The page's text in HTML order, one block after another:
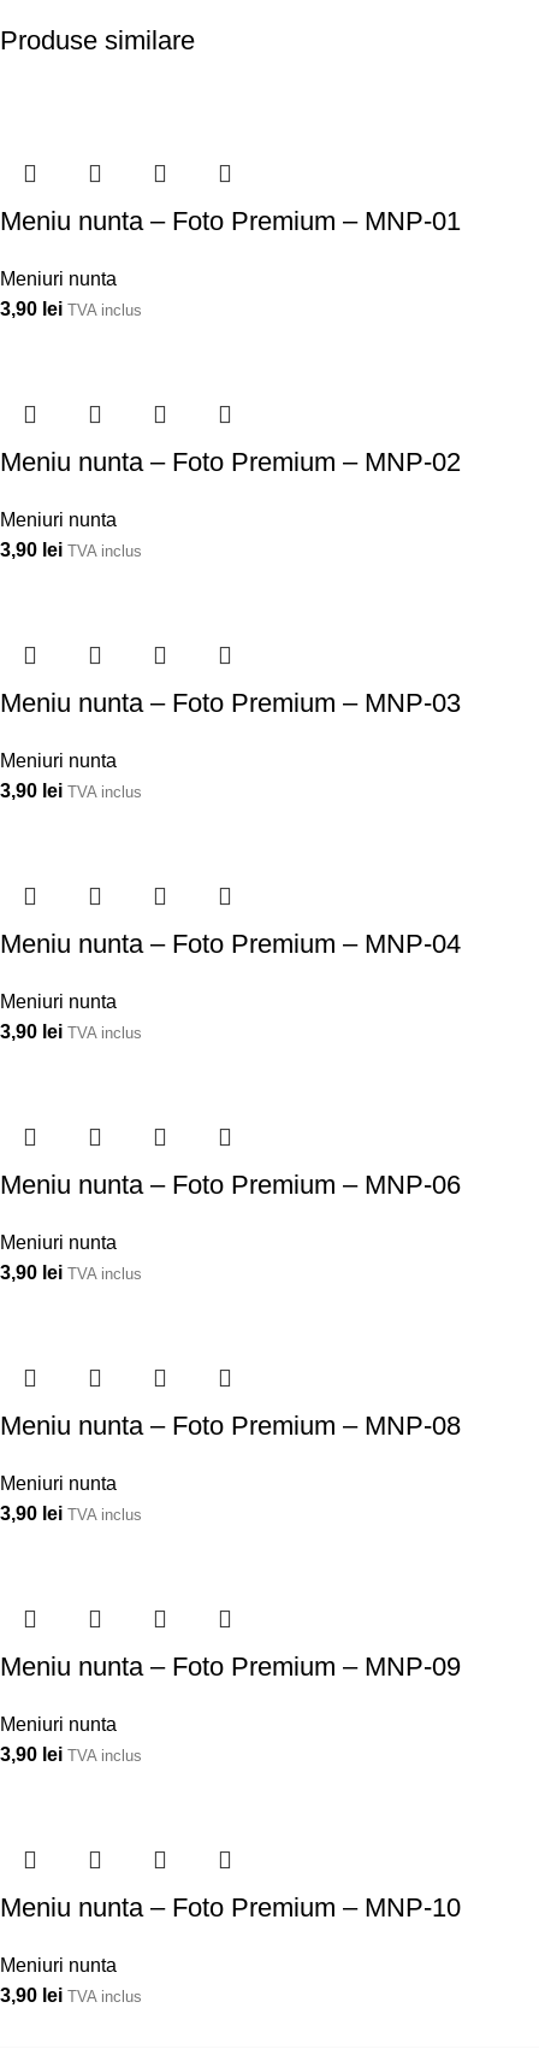
Produse similare
Meniu nunta – Foto Premium – MNP-01
Meniuri nunta
3,90 lei TVA inclus
Meniu nunta – Foto Premium – MNP-02
Meniuri nunta
3,90 lei TVA inclus
Meniu nunta – Foto Premium – MNP-03
Meniuri nunta
3,90 lei TVA inclus
Meniu nunta – Foto Premium – MNP-04
Meniuri nunta
3,90 lei TVA inclus
Meniu nunta – Foto Premium – MNP-06
Meniuri nunta
3,90 lei TVA inclus
Meniu nunta – Foto Premium – MNP-08
Meniuri nunta
3,90 lei TVA inclus
Meniu nunta – Foto Premium – MNP-09
Meniuri nunta
3,90 lei TVA inclus
Meniu nunta – Foto Premium – MNP-10
Meniuri nunta
3,90 lei TVA inclus